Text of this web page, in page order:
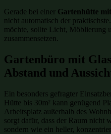
Gerade bei einer Gartenhütte
nicht automatisch der
möchte, sollte Licht, Möblierung
zusammensetzen.
Gartenbüro mit
Abstand und
Ein besonders gefragter
Hütte bis 30m² kann genügend
Arbeitsplatz außerhalb des
sorgt dafür, dass der Raum nicht
sondern wie ein heller,